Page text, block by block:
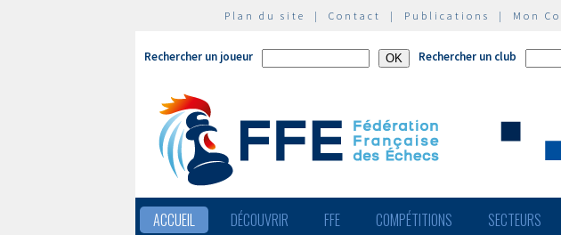
Plan du site | Contact | Publications | Mon
Rechercher un joueur Rechercher un club
ACCUEIL DÉCOUVRIR FFE COMPÉTITIONS SECTEURS